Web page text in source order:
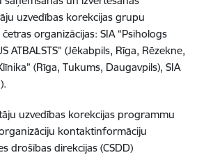
uzvedības korekcijas grupu
organizācijas: SIA “Psihologs
ATBALSTS” (Jēkabpils, Rīga, Rēzekne,
(Rīga, Tukums, Daugavpils), SIA
uzvedības korekcijas programmu
kontaktinformāciju
drošības direkcijas (CSDD)